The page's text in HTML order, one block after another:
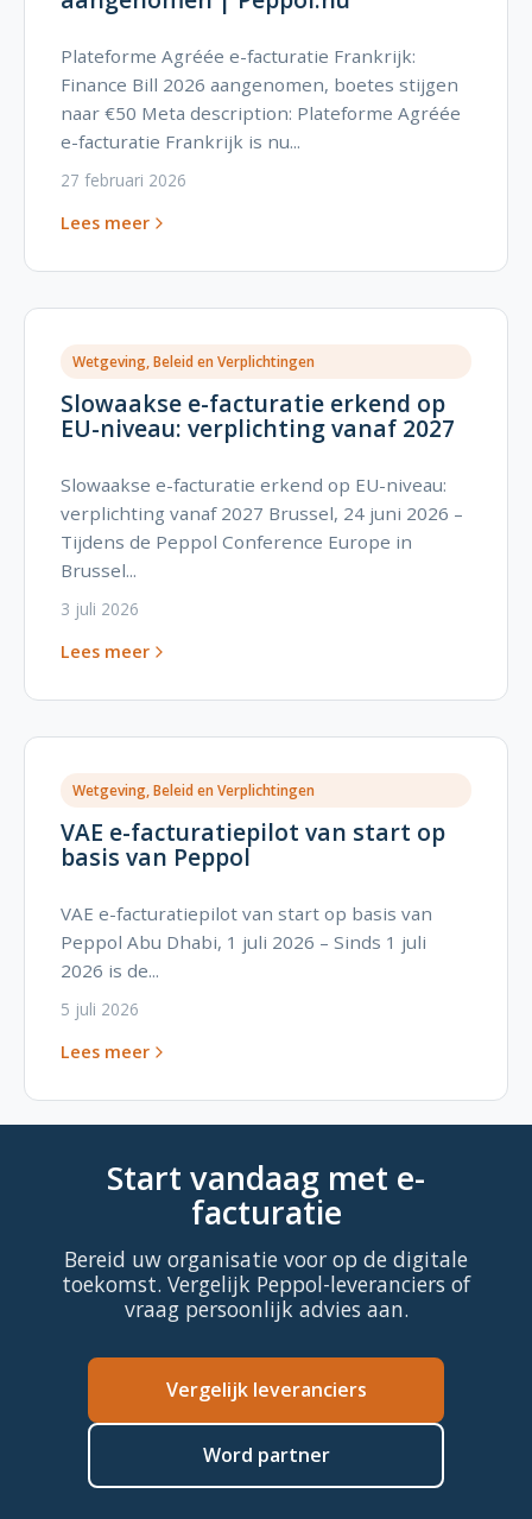
Plateforme Agréée e-facturatie Frankrijk:
Finance Bill 2026 aangenomen, boetes stijgen
naar €50 Meta description: Plateforme Agréée
e-facturatie Frankrijk is nu...
27 februari 2026
Lees meer
Wetgeving, Beleid en Verplichtingen
Slowaakse e-facturatie erkend op
EU-niveau: verplichting vanaf 2027
Slowaakse e-facturatie erkend op EU-niveau:
verplichting vanaf 2027 Brussel, 24 juni 2026 –
Tijdens de Peppol Conference Europe in
Brussel...
3 juli 2026
Lees meer
Wetgeving, Beleid en Verplichtingen
VAE e-facturatiepilot van start op
basis van Peppol
VAE e-facturatiepilot van start op basis van
Peppol Abu Dhabi, 1 juli 2026 – Sinds 1 juli
2026 is de...
5 juli 2026
Lees meer
Start vandaag met e-
facturatie
Bereid uw organisatie voor op de digitale
toekomst. Vergelijk Peppol-leveranciers of
vraag persoonlijk advies aan.
Vergelijk leveranciers
Word partner